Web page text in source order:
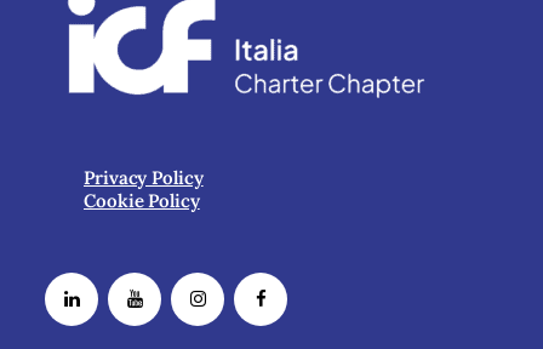
Privacy Policy
Cookie Policy